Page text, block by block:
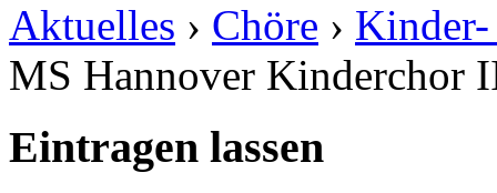
Aktuelles › Chöre › Kinder-
MS Hannover Kinderchor
Eintragen lassen